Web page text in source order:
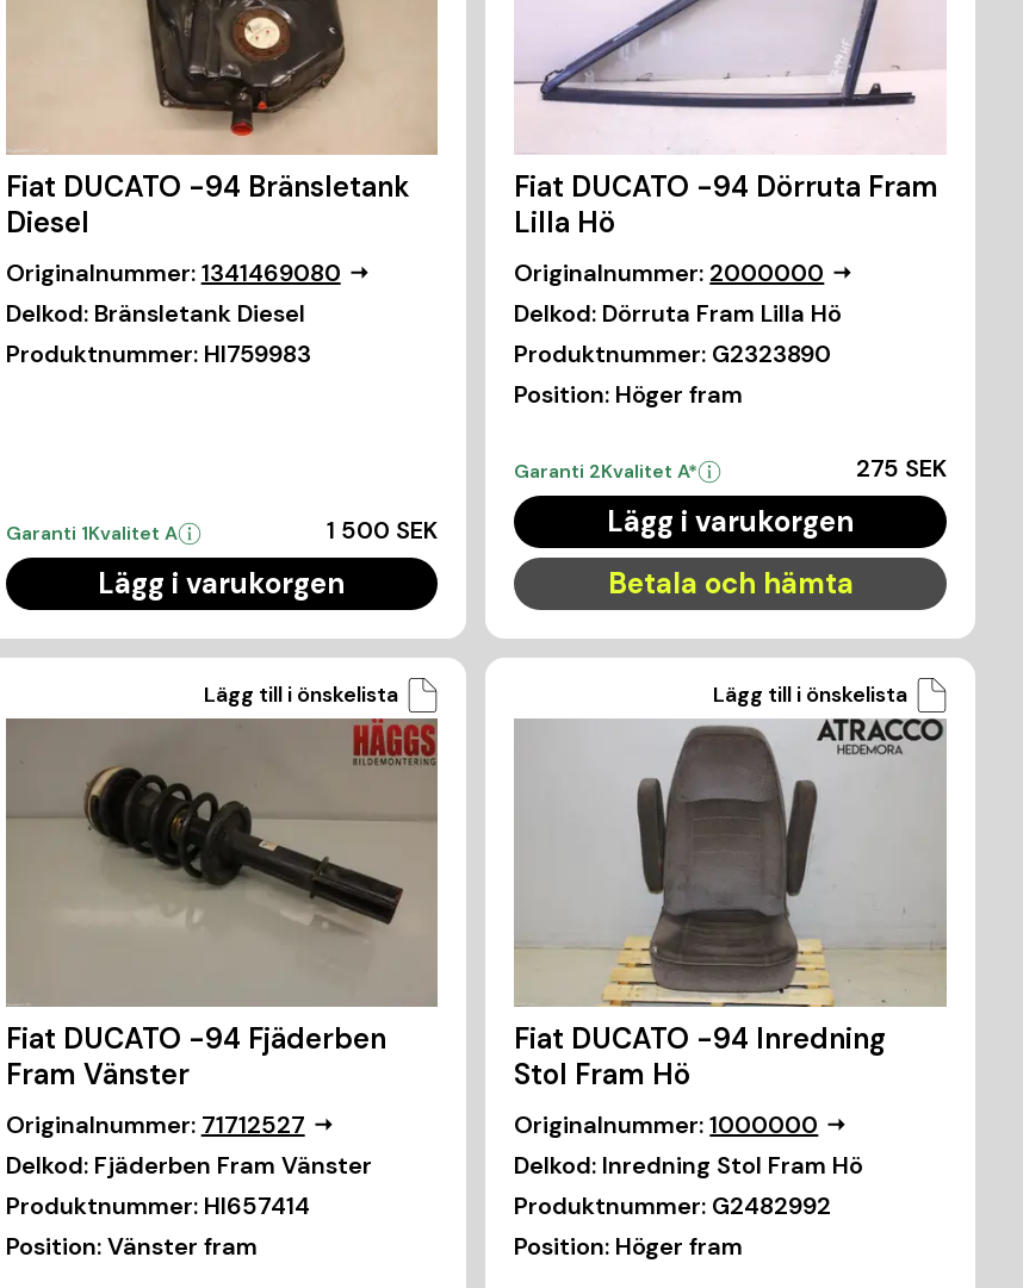
Fiat DUCATO -94 Bränsletank
Diesel
Originalnummer: 1341469080
Delkod: Bränsletank Diesel
Produktnummer: HI759983
Garanti 1Kvalitet A 1 500 SEK
Lägg i varukorgen
Fiat DUCATO -94 Dörruta Fram
Lilla Hö
Originalnummer: 2000000
Delkod: Dörruta Fram Lilla Hö
Produktnummer: G2323890
Position: Höger fram
Garanti 2Kvalitet A* 275 SEK
Lägg i varukorgen
Betala och hämta
Lägg till i önskelista
Fiat DUCATO -94 Fjäderben
Fram Vänster
Originalnummer: 71712527
Delkod: Fjäderben Fram Vänster
Produktnummer: HI657414
Position: Vänster fram
Lägg till i önskelista
Fiat DUCATO -94 Inredning
Stol Fram Hö
Originalnummer: 1000000
Delkod: Inredning Stol Fram Hö
Produktnummer: G2482992
Position: Höger fram